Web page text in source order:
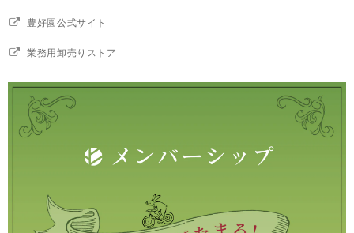
豊好園公式サイト
業務用卸売りストア